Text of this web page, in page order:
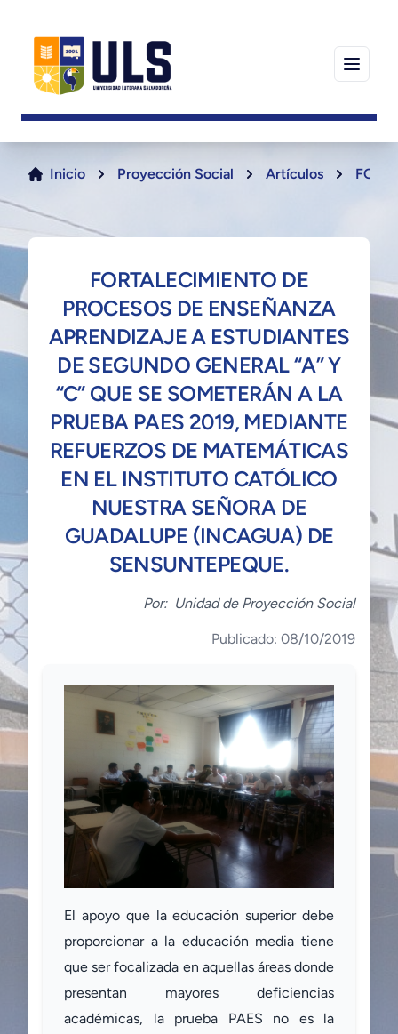
Inicio Proyección Social Artículos
FORTALECIMIENTO DE
PROCESOS DE ENSEÑANZA
APRENDIZAJE A ESTUDIANTES
DE SEGUNDO GENERAL “A” Y
“C” QUE SE SOMETERÁN A LA
PRUEBA PAES 2019, MEDIANTE
REFUERZOS DE MATEMÁTICAS
EN EL INSTITUTO CATÓLICO
NUESTRA SEÑORA DE
GUADALUPE (INCAGUA) DE
SENSUNTEPEQUE.
Por: Unidad de Proyección Social
Publicado: 08/10/2019
El apoyo que la educación superior debe
proporcionar a la educación media tiene
que ser focalizada en aquellas áreas donde
presentan mayores deficiencias
académicas, la prueba PAES no es la